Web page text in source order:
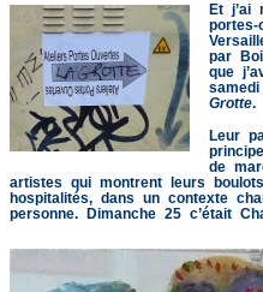
Et j’ai
par
que
Grotte.
Leur
de
artistes qui montrent leurs
hospitalités, dans un contexte
personne. Dimanche 25 c’était